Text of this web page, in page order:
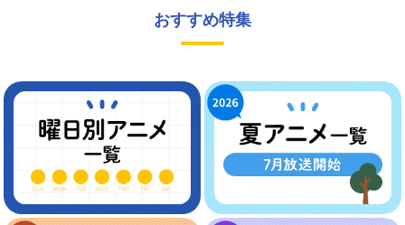
おすすめ特集